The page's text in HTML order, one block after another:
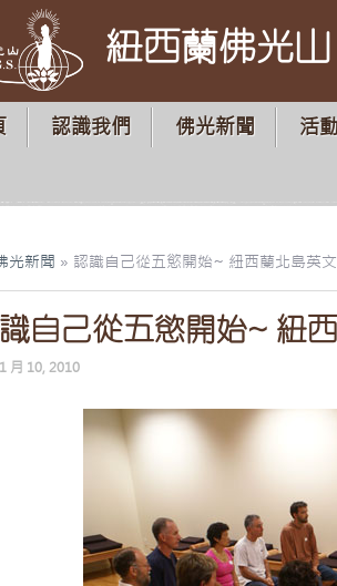
紐西蘭佛光山
認識我們 佛光新聞 活
光新聞 » 認識自己從五慾開始~ 紐西蘭北島英
自己從五慾開始~ 紐
月 10, 2010